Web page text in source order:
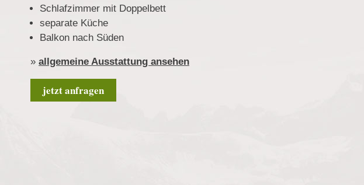
Schlafzimmer mit Doppelbett
separate Küche
Balkon nach Süden
» allgemeine Ausstattung ansehen
jetzt anfragen